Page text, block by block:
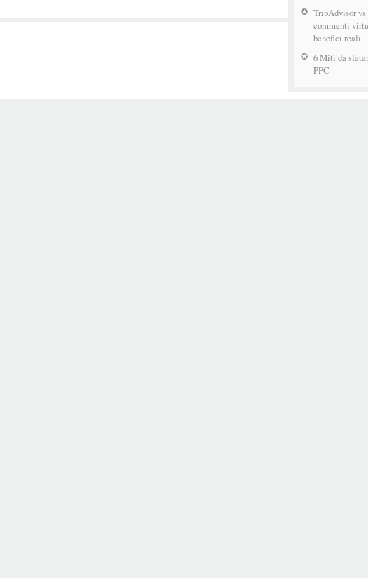
TripAdvisor
commenti
benefici reali
6 Miti da
PPC